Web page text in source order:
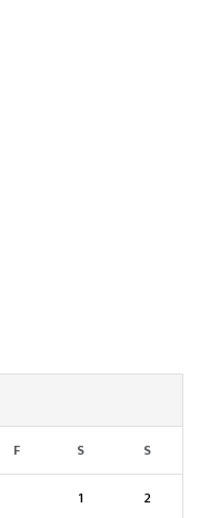
F S S
1 2